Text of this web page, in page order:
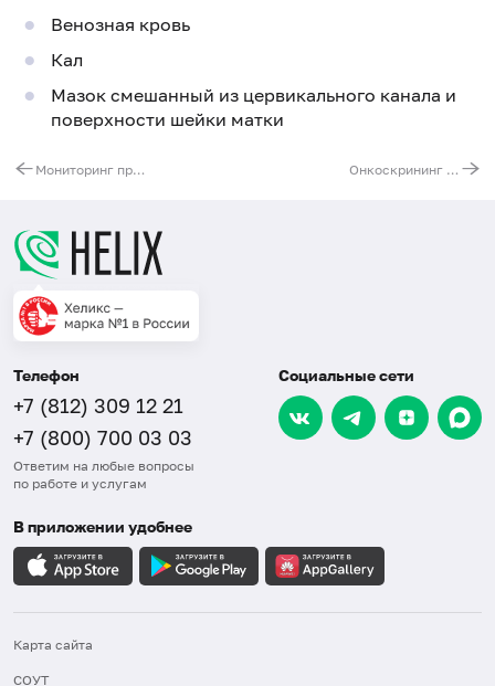
Венозная кровь
Кал
Мазок смешанный из цервикального канала и
поверхности шейки матки
Мониторинг при приёме БАД Онкоскрининг (мужчины)
Телефон
+7 (812) 309 12 21
+7 (800) 700 03 03
Ответим на любые вопросы
по работе и услугам
Социальные сети
В приложении удобнее
Карта сайта
СОУТ